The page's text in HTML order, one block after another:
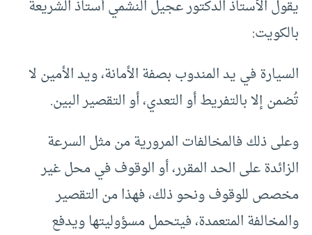
يقول الأستاذ الدكتور عجيل النشمي أستاذ الشريعة
بالكويت:
السيارة في يد المندوب بصفة الأمانة، ويد الأمين لا
تُضمن إلا بالتفريط أو التعدي، أو التقصير البين.
وعلى ذلك فالمخالفات المرورية من مثل السرعة
الزائدة على الحد المقرر، أو الوقوف في محل غير
مخصص للوقوف ونحو ذلك، فهذا من التقصير
والمخالفة المتعمدة، فيتحمل مسؤوليتها ويدفع